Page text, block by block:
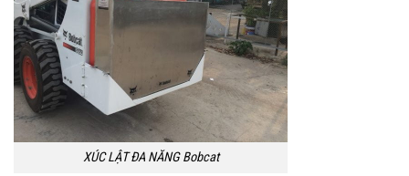
XÚC LẬT ĐA NĂNG Bobcat